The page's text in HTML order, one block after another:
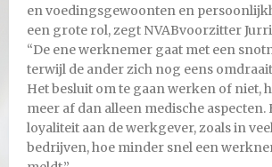
en voedingsgewoonten en
een grote rol, zegt NVABvoorzitter
“De ene werknemer gaat met een
terwijl de ander zich nog eens
Het besluit om te gaan werken of niet,
meer af dan alleen medische
loyaliteit aan de werkgever, zoals in
bedrijven, hoe minder snel een